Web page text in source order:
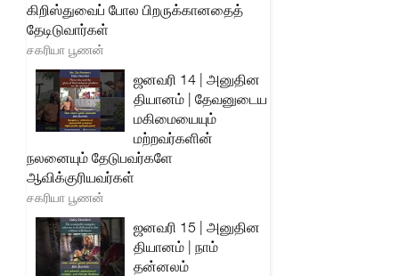
கிறிஸ்துவைப் போல பிறருக்கானதைத்
தேடிடுவார்கள்
சகரியா பூணன்
ஜனவரி 14 | அனுதின
தியானம் | தேவனுடைய
மகிமையையும்
மற்றவர்களின்
நலனையும் தேடுபவர்களே
ஆவிக்குரியவர்கள்
சகரியா பூணன்
ஜனவரி 15 | அனுதின
தியானம் | நாம்
தன்னலம்